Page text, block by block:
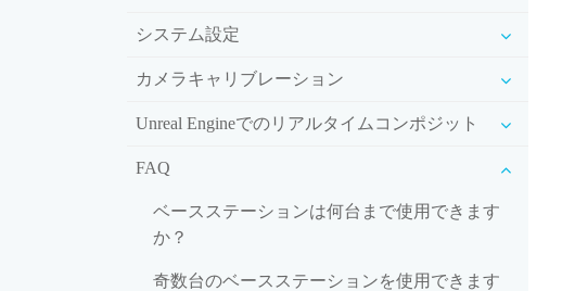
システム設定
カメラキャリブレーション
Unreal Engineでのリアルタイムコンポジット
FAQ
ベースステーションは何台まで使用できます
か？
奇数台のベースステーションを使用できます